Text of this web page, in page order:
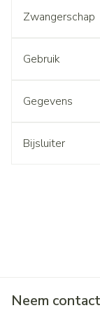
Zwangerschap
Gebruik
Gegevens
Bijsluiter
Neem